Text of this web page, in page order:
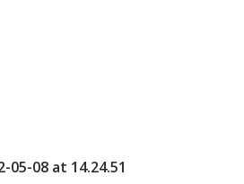
05-08 at 14.24.51